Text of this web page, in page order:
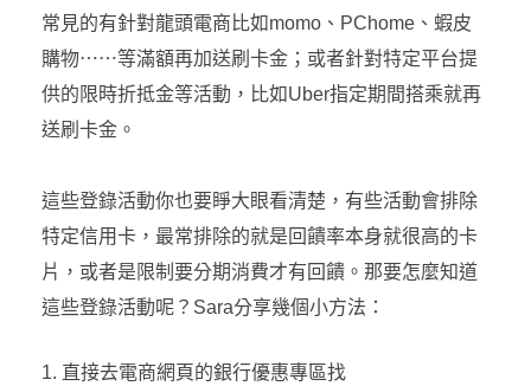
常見的有針對龍頭電商比如momo、PChome、蝦皮
購物⋯⋯等滿額再加送刷卡金；或者針對特定平台提
供的限時折抵金等活動，比如Uber指定期間搭乘就再
送刷卡金。
這些登錄活動你也要睜大眼看清楚，有些活動會排除
特定信用卡，最常排除的就是回饋率本身就很高的卡
片，或者是限制要分期消費才有回饋。那要怎麼知道
這些登錄活動呢？Sara分享幾個小方法：
直接去電商網頁的銀行優惠專區找